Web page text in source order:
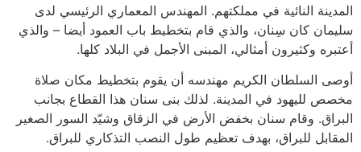
المدينة النائية في مملكتهم. المهندس المعماري الرئيسي لدى
سليمان كان سِنان، والذي قام بتخطيط باب العمود أيضا – والذي
أعتبره وكثيرون أمثالي، المبنى الأجمل في البلاد كلها.
أوصى السلطان الكريم مهندسه أن يقوم بتخطيط مكان صلاة
مخصص لليهود في المدينة. لذلك بنى سنان هذا القطاع بجانب
البراق. وقام سنان بخفض الأرض في الزقاق وشيّد السور الصغير
المقابل للبراق، بهدف تعظيم طول النصب التذكاري للبراق.